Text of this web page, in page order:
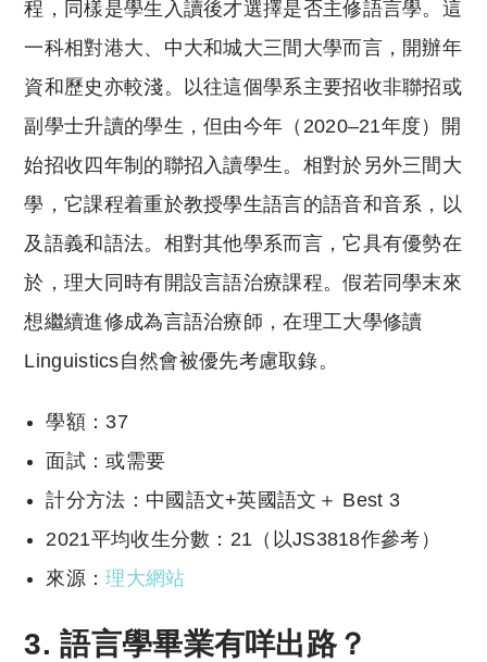
程，同樣是學生入讀後才選擇是否主修語言學。這
一科相對港大、中大和城大三間大學而言，開辦年
資和歷史亦較淺。以往這個學系主要招收非聯招或
副學士升讀的學生，但由今年（2020–21年度）開
始招收四年制的聯招入讀學生。相對於另外三間大
學，它課程着重於教授學生語言的語音和音系，以
及語義和語法。相對其他學系而言，它具有優勢在
於，理大同時有開設言語治療課程。假若同學末來
想繼續進修成為言語治療師，在理工大學修讀
Linguistics自然會被優先考慮取錄。
學額：37
面試：或需要
計分方法：中國語文+英國語文＋ Best 3
2021平均收生分數：21（以JS3818作參考）
來源：理大網站
3. 語言學畢業有咩出路？